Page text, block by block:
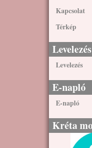
Kapcsolat
Térkép
Levelezés
Levelezés
E-napló
E-napló
Kréta